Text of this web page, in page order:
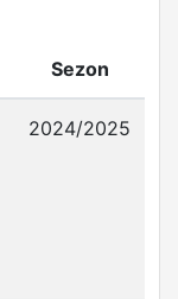
Sezon
2024/2025